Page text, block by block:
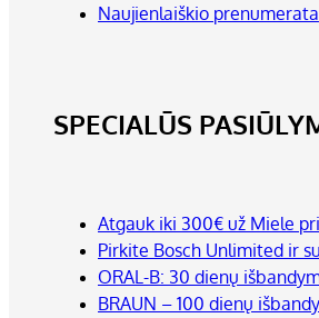
Naujienlaiškio prenumerata
SPECIALŪS
Atgauk iki 300€ už Miele
Pirkite Bosch Unlimited ir
ORAL-B: 30 dienų
BRAUN – 100 dienų